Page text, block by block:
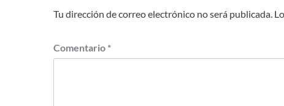
Tu dirección de correo electrónico no será publicada.
Comentario *